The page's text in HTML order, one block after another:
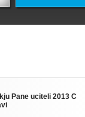
Pane uciteli 2013 C